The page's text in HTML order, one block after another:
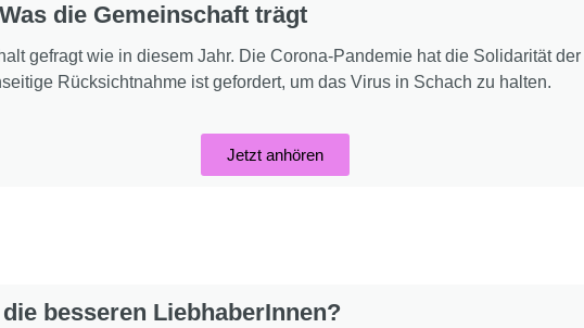
die Gemeinschaft trägt
gefragt wie in diesem Jahr. Die Corona-Pandemie hat die Solidarität
Rücksichtnahme ist gefordert, um das Virus in Schach zu halten.
Jetzt anhören
besseren LiebhaberInnen?